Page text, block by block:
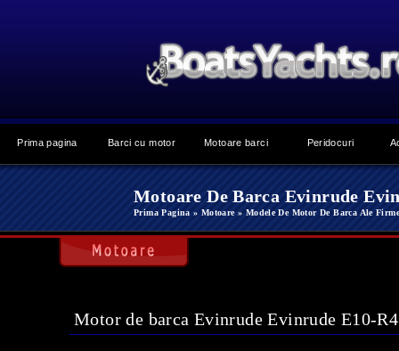
Prima pagina Barci cu motor Motoare barci Peridocuri
Motoare De Barca Evinrude
Prima Pagina » Motoare » Modele De Motor De Barca Ale
Motor de barca Evinrude Evinrude E10-R4